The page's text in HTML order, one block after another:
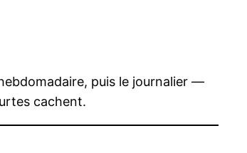
puis le journalier —
cachent.